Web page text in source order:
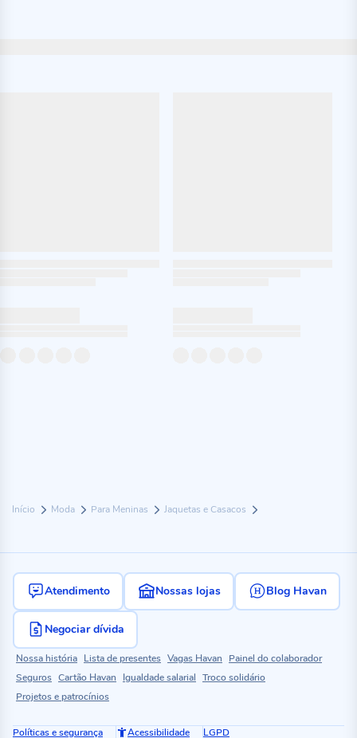
Início Moda Para Meninas Jaquetas e Casacos
Atendimento Nossas lojas Blog Havan
Negociar dívida
Nossa história Lista de presentes Vagas Havan
Painel do colaborador
Seguros Cartão Havan Igualdade salarial Troco solidário
Projetos e patrocínios
Políticas e segurança Acessibilidade LGPD